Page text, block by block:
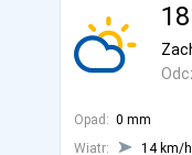
Opad: 0 mm
Wiatr:
14 km/h